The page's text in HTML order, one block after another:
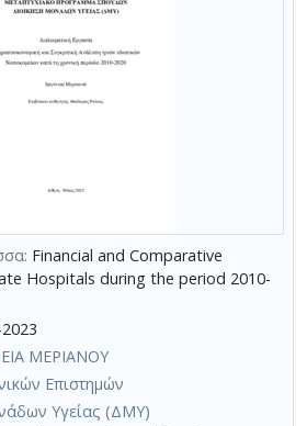
Financial and Comparative
Hospitals during the period 2010-
ΜΕΡΙΑΝΟΥ
Επιστημών
Υγείας (ΔΜΥ)